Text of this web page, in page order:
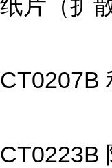
纸片（扩
CT0207B
CT0223B